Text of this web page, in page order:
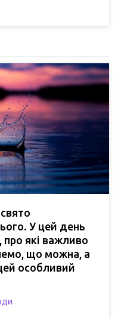
У цей день
про які важливо
що можна, а
особливий